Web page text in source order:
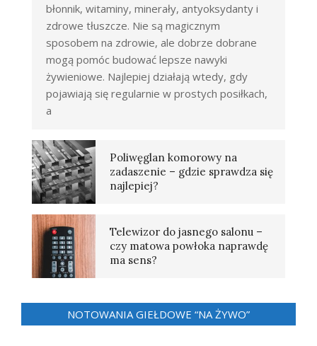
błonnik, witaminy, minerały, antyoksydanty i
zdrowe tłuszcze. Nie są magicznym
sposobem na zdrowie, ale dobrze dobrane
mogą pomóc budować lepsze nawyki
żywieniowe. Najlepiej działają wtedy, gdy
pojawiają się regularnie w prostych posiłkach,
a
Poliwęglan komorowy na
zadaszenie – gdzie sprawdza się
najlepiej?
Telewizor do jasnego salonu –
czy matowa powłoka naprawdę
ma sens?
NOTOWANIA GIEŁDOWE “NA ŻYWO”